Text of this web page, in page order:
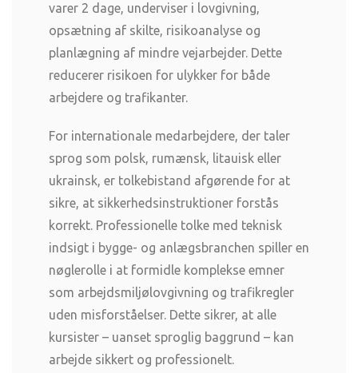
varer 2 dage, underviser i lovgivning,
opsætning af skilte, risikoanalyse og
planlægning af mindre vejarbejder. Dette
reducerer risikoen for ulykker for både
arbejdere og trafikanter.
For internationale medarbejdere, der taler
sprog som polsk, rumænsk, litauisk eller
ukrainsk, er tolkebistand afgørende for at
sikre, at sikkerhedsinstruktioner forstås
korrekt. Professionelle tolke med teknisk
indsigt i bygge- og anlægsbranchen spiller en
nøglerolle i at formidle komplekse emner
som arbejdsmiljølovgivning og trafikregler
uden misforståelser. Dette sikrer, at alle
kursister – uanset sproglig baggrund – kan
arbejde sikkert og professionelt.